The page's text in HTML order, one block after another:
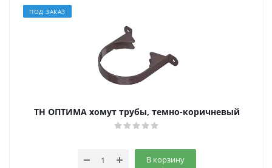
ПОД ЗАКАЗ
ТН ОПТИМА хомут трубы, темно-коричневый
В корзину